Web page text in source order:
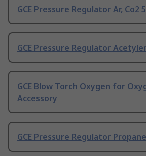
GCE Pressure Regulator Ar, Co2
GCE Pressure Regulator
GCE Blow Torch Oxygen for
Accessory
GCE Pressure Regulator